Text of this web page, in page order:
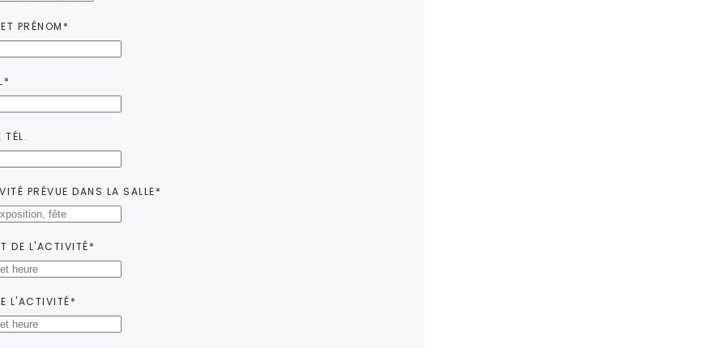
PRÉNOM*
TÉL.
PRÉVUE DANS LA SALLE*
DE L'ACTIVITÉ*
L'ACTIVITÉ*